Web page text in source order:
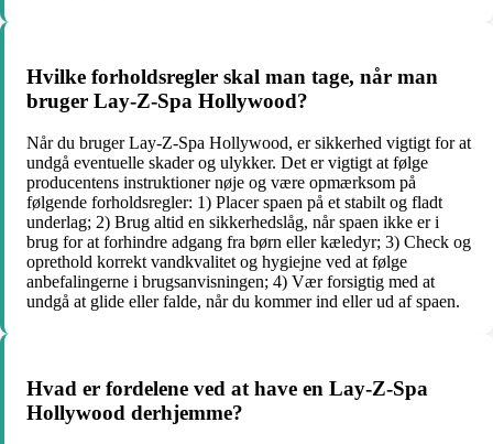
Hvilke forholdsregler skal man tage, når man
bruger Lay-Z-Spa Hollywood?
Når du bruger Lay-Z-Spa Hollywood, er sikkerhed vigtigt for at
undgå eventuelle skader og ulykker. Det er vigtigt at følge
producentens instruktioner nøje og være opmærksom på
følgende forholdsregler: 1) Placer spaen på et stabilt og fladt
underlag; 2) Brug altid en sikkerhedslåg, når spaen ikke er i
brug for at forhindre adgang fra børn eller kæledyr; 3) Check og
oprethold korrekt vandkvalitet og hygiejne ved at følge
anbefalingerne i brugsanvisningen; 4) Vær forsigtig med at
undgå at glide eller falde, når du kommer ind eller ud af spaen.
Hvad er fordelene ved at have en Lay-Z-Spa
Hollywood derhjemme?